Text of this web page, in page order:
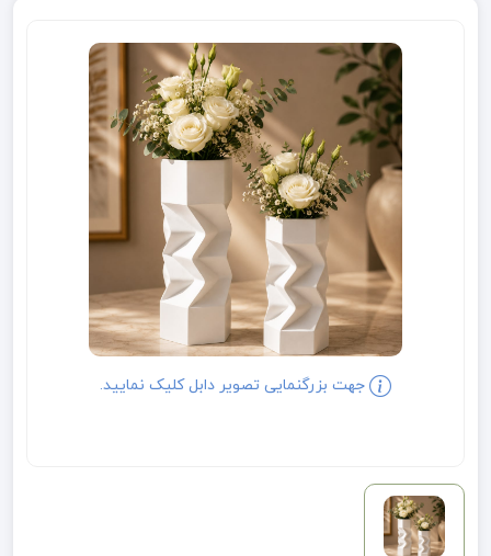
جهت بزرگنمایی تصویر دابل کلیک نمایید.